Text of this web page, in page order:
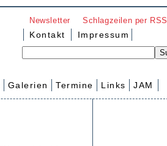
Newsletter Schlagzeilen per RSS
Kontakt Impressum
Galerien Termine Links JAM